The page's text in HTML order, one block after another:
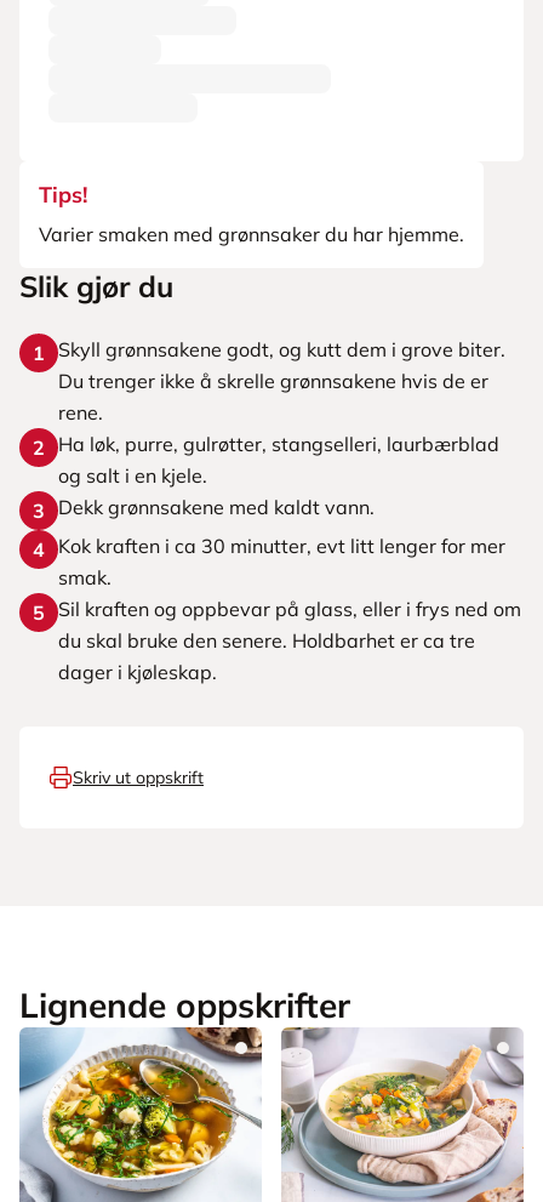
Tips!
Varier smaken med grønnsaker du har hjemme.
Slik gjør du
1
Skyll grønnsakene godt, og kutt dem i grove biter.
Du trenger ikke å skrelle grønnsakene hvis de er
rene.
2
Ha løk, purre, gulrøtter, stangselleri, laurbærblad
og salt i en kjele.
3
Dekk grønnsakene med kaldt vann.
4 Kok kraften i ca 30 minutter, evt litt lenger for mer
smak.
5
Sil kraften og oppbevar på glass, eller i frys ned om
du skal bruke den senere. Holdbarhet er ca tre
dager i kjøleskap.
Skriv ut oppskrift
Lignende oppskrifter